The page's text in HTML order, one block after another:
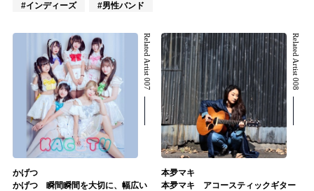
#インディーズ
#男性バンド
Related Artist 007
かげつ
かげつ 瞬間瞬間を大切に、幅広い
Related Artist 008
本夛マキ
本夛マキ アコースティックギター